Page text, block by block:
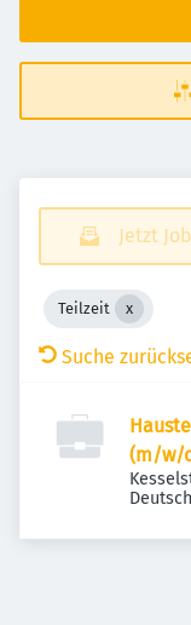
Jetzt
Teilzeit
Suche
(m/w/